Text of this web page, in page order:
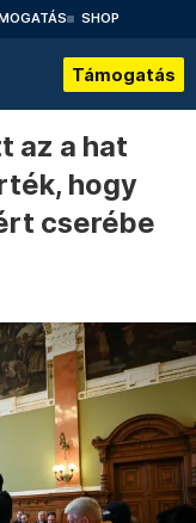
SHOP
Támogatás
az a hat
hogy
cserébe